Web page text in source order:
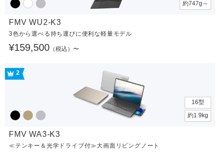
約747g～
FMV WU2-K3
3色から選べる持ち運びに便利な軽量モデル
¥159,500 （税込）〜
2
16型
約1.9kg
FMV WA3-K3
≪テンキー＆光学ドライブ付≫大画面リビングノート